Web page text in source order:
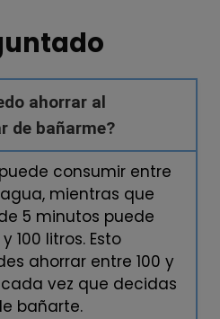
ahorrar al
de bañarme?
consumir entre
mientras que
5 minutos puede
100 litros. Esto
ahorrar entre 100 y
vez que decidas
bañarte.